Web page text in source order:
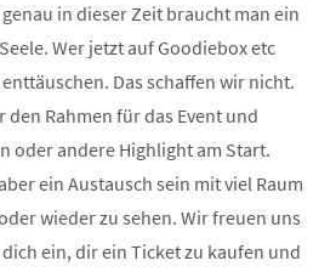
in dieser Zeit braucht man ein
Wer jetzt auf Goodiebox etc
Das schaffen wir nicht.
Rahmen für das Event und
oder andere Highlight am Start.
ein Austausch sein mit viel Raum
wieder zu sehen. Wir freuen uns
ein, dir ein Ticket zu kaufen und